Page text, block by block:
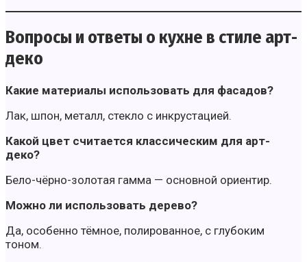
Вопросы и ответы о кухне в стиле арт-
деко
Какие материалы использовать для фасадов?
Лак, шпон, металл, стекло с инкрустацией.
Какой цвет считается классическим для арт-
деко?
Бело-чёрно-золотая гамма — основной ориентир.
Можно ли использовать дерево?
Да, особенно тёмное, полированное, с глубоким
тоном.